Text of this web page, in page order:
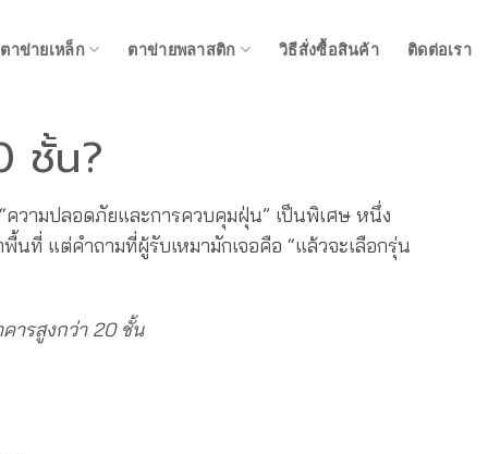
ตาข่ายเหล็ก ตาข่ายพลาสติก วิธีสั่งซื้อสินค้า ติดต่อเรา
ชั้น?
ความปลอดภัยและการควบคุมฝุ่น” เป็นพิเศษ หนึ่ง
ที่ แต่คำถามที่ผู้รับเหมามักเจอคือ “แล้วจะเลือกรุ่น
คารสูงกว่า 20 ชั้น